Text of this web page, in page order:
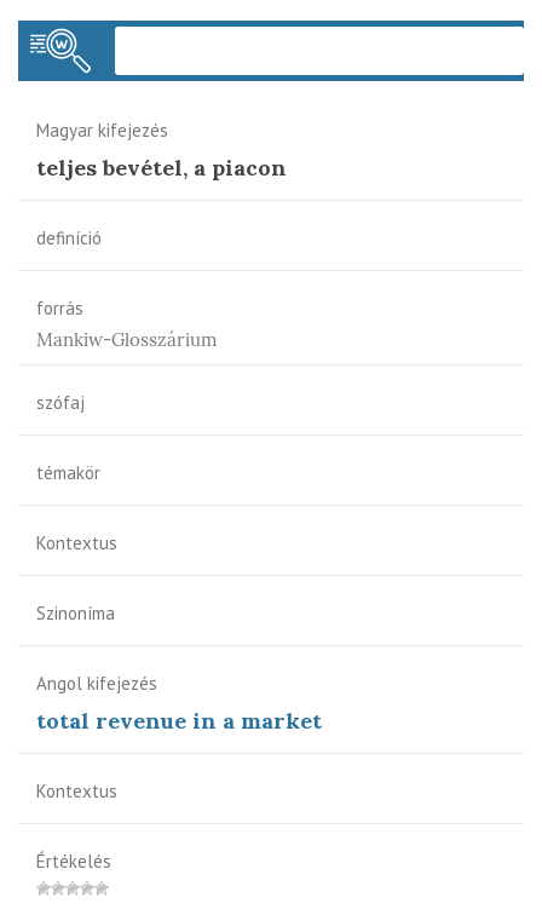
Magyar kifejezés
teljes bevétel, a piacon
definíció
forrás
Mankiw-Glosszárium
szófaj
témakör
Kontextus
Szinoníma
Angol kifejezés
total revenue in a market
Kontextus
Értékelés